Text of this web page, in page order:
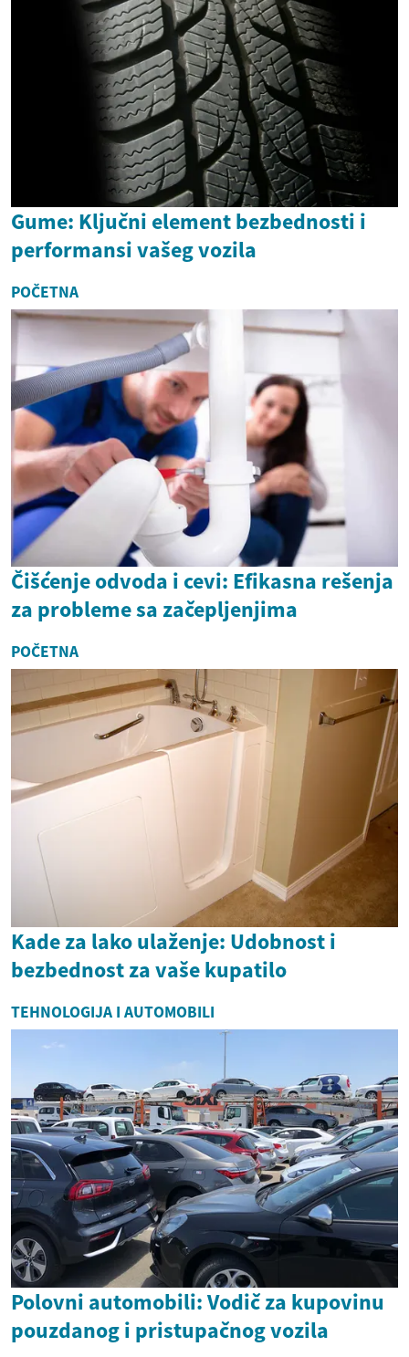
Gume: Ključni element bezbednosti i
performansi vašeg vozila
POČETNA
Čišćenje odvoda i cevi: Efikasna rešenja
za probleme sa začepljenjima
POČETNA
Kade za lako ulaženje: Udobnost i
bezbednost za vaše kupatilo
TEHNOLOGIJA I AUTOMOBILI
Polovni automobili: Vodič za kupovinu
pouzdanog i pristupačnog vozila